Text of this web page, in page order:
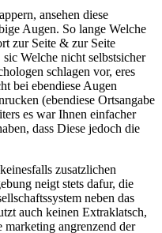
ansehen diese
Augen. So lange Welche
zur Seite & zur Seite
Welche nicht selbstsicher
schlagen vor, eres
bei ebendiese Augen
(ebendiese Ortsangabe
es war Ihnen einfacher
dass Diese jedoch die
zusatzlichen
neigt stets dafur, die
neben das
auch keinen Extraklatsch,
angrenzend der